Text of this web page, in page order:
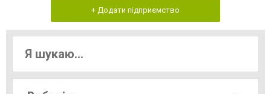
+ Додати підприємство